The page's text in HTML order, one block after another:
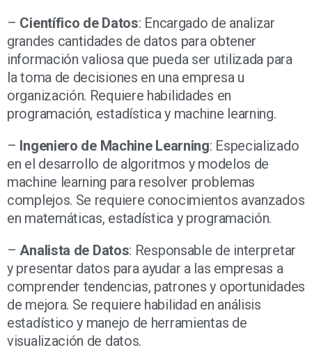
– Científico de Datos: Encargado de analizar
grandes cantidades de datos para obtener
información valiosa que pueda ser utilizada para
la toma de decisiones en una empresa u
organización. Requiere habilidades en
programación, estadística y machine learning.
– Ingeniero de Machine Learning: Especializado
en el desarrollo de algoritmos y modelos de
machine learning para resolver problemas
complejos. Se requiere conocimientos avanzados
en matemáticas, estadística y programación.
– Analista de Datos: Responsable de interpretar
y presentar datos para ayudar a las empresas a
comprender tendencias, patrones y oportunidades
de mejora. Se requiere habilidad en análisis
estadístico y manejo de herramientas de
visualización de datos.